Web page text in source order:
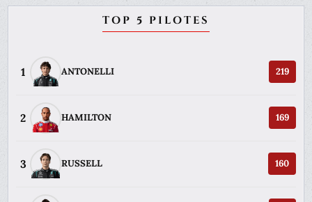
TOP 5 PILOTES
1 ANTONELLI 219
2 HAMILTON 169
3 RUSSELL 160